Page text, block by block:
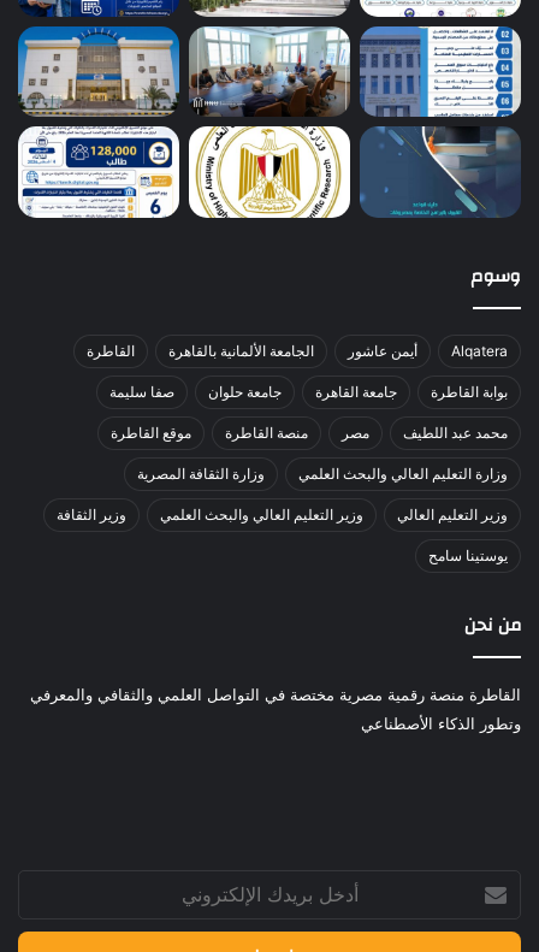
وسوم
Alqatera أيمن عاشور الجامعة الألمانية بالقاهرة القاطرة
بوابة القاطرة جامعة القاهرة جامعة حلوان صفا سليمة
محمد عبد اللطيف مصر منصة القاطرة موقع القاطرة
وزارة التعليم العالي والبحث العلمي وزارة الثقافة المصرية
وزير التعليم العالي وزير التعليم العالي والبحث العلمي وزير الثقافة
يوستينا سامح
من نحن
القاطرة منصة رقمية مصرية مختصة في التواصل العلمي والثقافي والمعرفي
وتطور الذكاء الأصطناعي
بريدك
الإلكتروني